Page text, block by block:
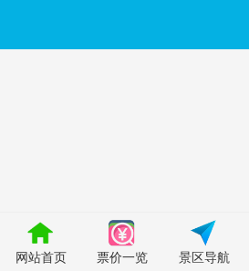
网站首页 票价一览 景区导航